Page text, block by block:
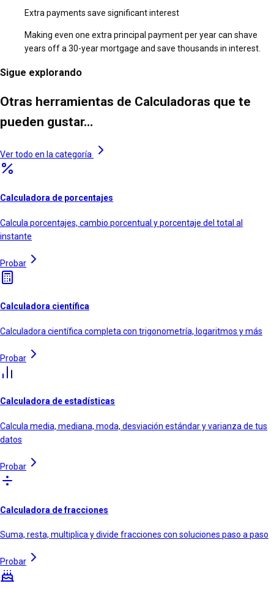
Extra payments save significant interest
Making even one extra principal payment per year can shave
years off a 30-year mortgage and save thousands in interest.
Sigue explorando
Otras herramientas de Calculadoras que te
pueden gustar…
Ver todo en la categoría
Calculadora de porcentajes
Calcula porcentajes, cambio porcentual y porcentaje del total al
instante
Probar
Calculadora científica
Calculadora científica completa con trigonometría, logaritmos y más
Probar
Calculadora de estadísticas
Calcula media, mediana, moda, desviación estándar y varianza de tus
datos
Probar
Calculadora de fracciones
Suma, resta, multiplica y divide fracciones con soluciones paso a paso
Probar